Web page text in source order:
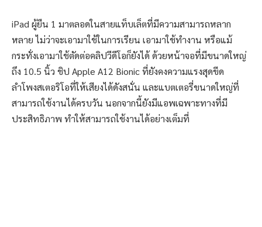
iPad ผู้ยืน 1 มาตลอดในสายแท็บเล็ตที่มีความสามารถหลาก
หลาย ไม่ว่าจะเอามาใช้ในการเรียน เอามาใช้ทำงาน หรือแม้
กระทั่งเอามาใช้ตัดต่อคลิปวีดีโอก็ยังได้ ด้วยหน้าจอที่มีขนาดใหญ่
ถึง 10.5 นิ้ว ชิป Apple A12 Bionic ที่ยังคงความแรงสุดขีด
ลำโพงสเตอริโอที่ให้เสียงได้ดังสนั่น และแบตเตอรี่ขนาดใหญ่ที่
สามารถใช้งานได้ครบวัน นอกจากนี้ยังมีแอพเฉพาะทางที่มี
ประสิทธิภาพ ทำให้สามารถใช้งานได้อย่างเต็มที่